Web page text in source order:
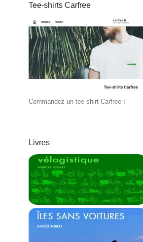
Tee-shirts Carfree
Commandez un tee-shirt Carfree !
Livres